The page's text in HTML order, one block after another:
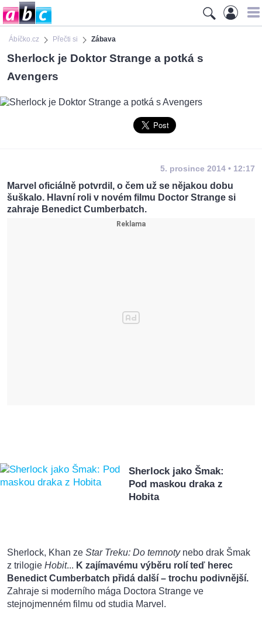
Ábíčko.cz Přečti si Zábava
Sherlock je Doktor Strange a potká s
Avengers
5. prosince 2014 • 12:17
Marvel oficiálně potvrdil, o čem už se nějakou dobu
šuškalo. Hlavní roli v novém filmu Doctor Strange si
zahraje Benedict Cumberbatch.
Sherlock jako Šmak:
Pod maskou draka z
Hobita
Sherlock, Khan ze Star Treku: Do temnotynebo drak Šmak
z trilogie Hobit... K zajímavému výběru rolí teď herec
Benedict Cumberbatch přidá další – trochu podivnější.
Zahraje si moderního mága Doctora Strange ve
stejnojmenném filmu od studia Marvel.